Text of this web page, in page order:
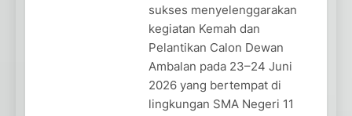
sukses menyelenggarakan
kegiatan Kemah dan
Pelantikan Calon Dewan
Ambalan pada 23–24 Juni
2026 yang bertempat di
lingkungan SMA Negeri 11